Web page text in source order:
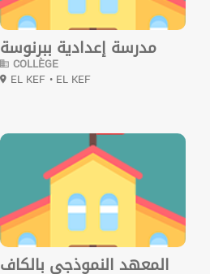
مدرسة إعدادية ببرنوسة
COLLÈGE
EL KEF • EL KEF
المعهد النموذجي بالكاف